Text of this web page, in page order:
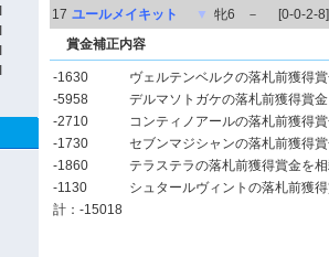
17 ユールメイキット ▼ 牝6 －
[0-0-2-8]
賞金補正内容
-1630
ヴェルテンベルクの落札前獲得
-5958
デルマソトガケの落札前獲得賞
-2710
コンティノアールの落札前獲得
-1730
セブンマジシャンの落札前獲得
-1860
テラステラの落札前獲得賞金を
-1130
シュタールヴィントの落札前獲
計：-15018